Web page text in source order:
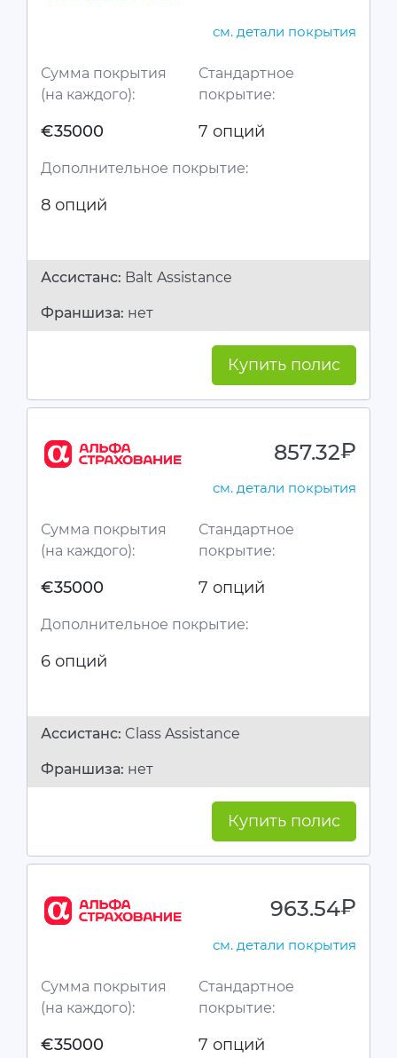
см. детали покрытия
Сумма покрытия
(на каждого):
€35000
Стандартное
покрытие:
7 опций
Дополнительное покрытие:
8 опций
Ассистанc: Balt Assistance
Франшиза: нет
Купить полис
857.32руб.
см. детали покрытия
Сумма покрытия
(на каждого):
€35000
Стандартное
покрытие:
7 опций
Дополнительное покрытие:
6 опций
Ассистанc: Class Assistance
Франшиза: нет
Купить полис
963.54руб.
см. детали покрытия
Сумма покрытия
(на каждого):
€35000
Стандартное
покрытие:
7 опций